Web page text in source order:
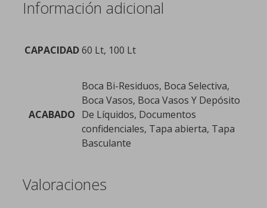
Información adicional
CAPACIDAD60 Lt, 100 Lt
ACABADO
Boca Bi-Residuos, Boca Selectiva,
Boca Vasos, Boca Vasos Y Depósito
De Líquidos, Documentos
confidenciales, Tapa abierta, Tapa
Basculante
Valoraciones